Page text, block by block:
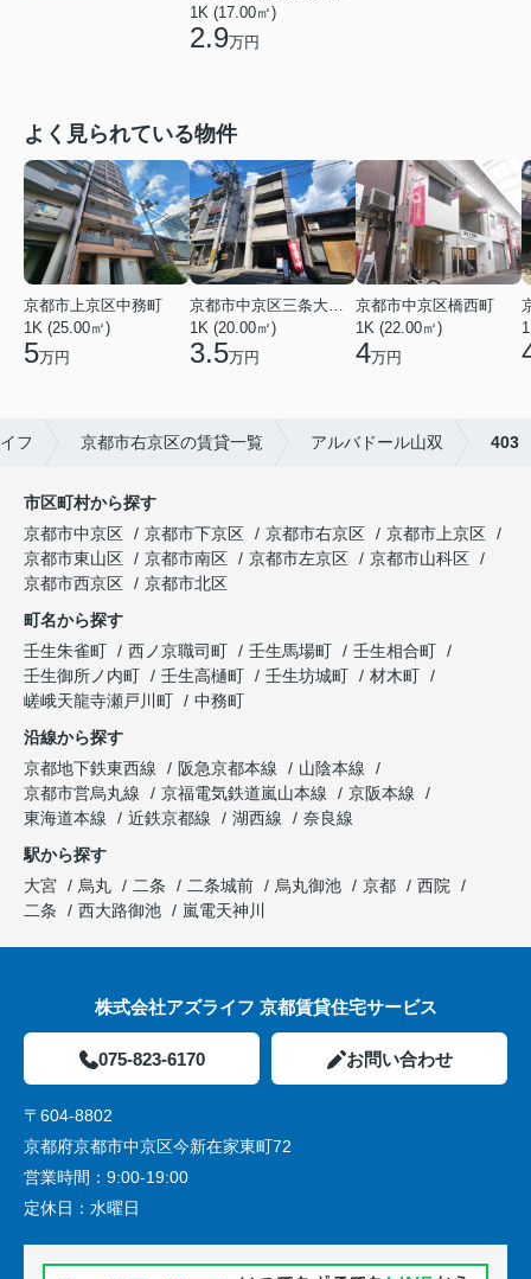
1K (17.00㎡)
2.9万円
よく見られている物件
京都市上京区中務町
1K (25.00㎡)
5万円
1K (20.00㎡)
3.5万円
京都市中京区橋西町
1K (22.00㎡)
4万円
フ 京都市右京区の賃貸一覧 アルバドール山双 403
市区町村から探す
京都市中京区
京都市下京区 京都市右京区
京都市上京区
京都市東山区
京都市南区 京都市左京区
京都市山科区
京都市西京区
京都市北区
町名から探す
壬生朱雀町
西ノ京職司町 壬生馬場町
壬生相合町
壬生御所ノ内町
壬生高樋町 壬生坊城町
材木町
嵯峨天龍寺瀬戸川町
中務町
沿線から探す
京都地下鉄東西線
阪急京都本線
山陰本線
京都市営烏丸線
京福電気鉄道嵐山本線
京阪本線
東海道本線
近鉄京都線 湖西線
奈良線
駅から探す
大宮
烏丸 二条 二条城前 烏丸御池 京都
西院
二条
西大路御池 嵐電天神川
株式会社アズライフ 京都賃貸住宅サービス
075-823-6170 お問い合わせ
〒604-8802
京都府京都市中京区今新在家東町72
営業時間： 9:00-19:00
定休日： 水曜日